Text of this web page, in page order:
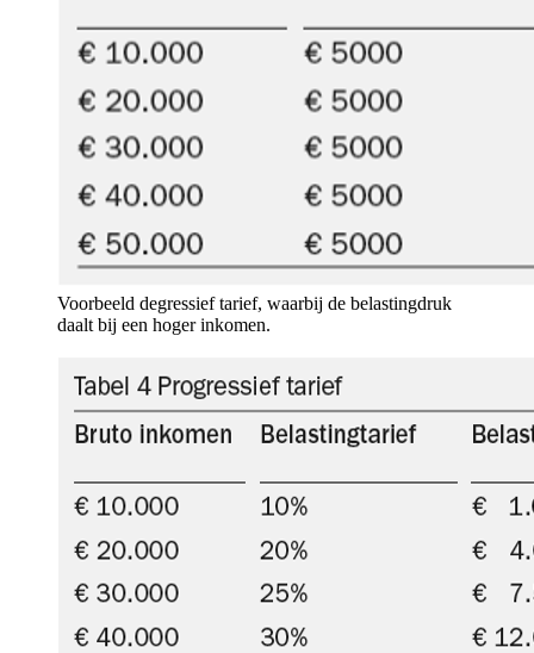
Voorbeeld degressief tarief, waarbij de belastingdruk
daalt bij een hoger inkomen.